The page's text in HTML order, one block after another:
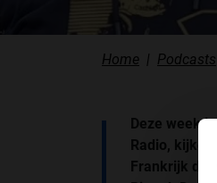
Home Podcasts
Deze week
Radio, kijken
Frankrijk die
PODCAST